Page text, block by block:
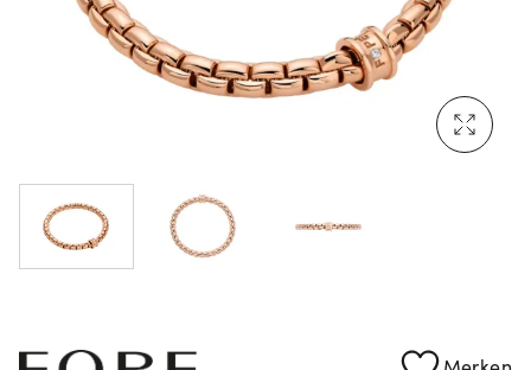
Rolex Certified Pre-Owned entdecken